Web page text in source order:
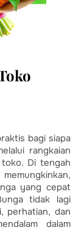
bagi siapa
rangkaian
Di tengah
yang cepat
tidak lagi
perhatian, dan
dalam